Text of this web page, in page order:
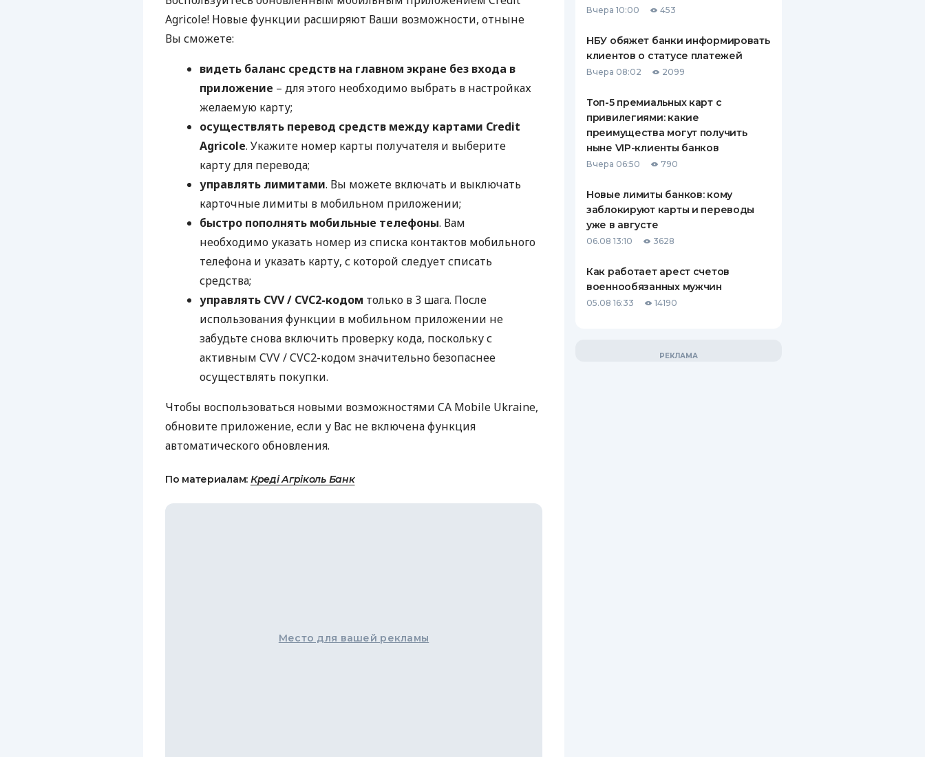
ЕЖЕМЕСЯЧНЫЙ ОБЗОР
БАНКОВСКИМ КАРТАМ
СТРАХОВАНИЮ
ВСЕ СТРАХОВЫЕ ПОЛИСЫ
ОТЗЫВЫ О СТРАХОВЫХ
КОМПАНИЯХ
Agricole! Новые функции расширяют Ваши возможности, отныне
Вы сможете:
видеть баланс средств на главном экране без входа в
приложение – для этого необходимо выбрать в настройках
желаемую карту;
осуществлять перевод средств между картами Credit
Agricole. Укажите номер карты получателя и выберите
карту для перевода;
управлять лимитами. Вы можете включать и выключать
карточные лимиты в мобильном приложении;
быстро пополнять мобильные телефоны. Вам
необходимо указать номер из списка контактов мобильного
телефона и указать карту, с которой следует списать
средства;
управлять CVV/ CVC2-кодом только в 3 шага. После
использования функции в мобильном приложении не
забудьте снова включить проверку кода, поскольку с
активным CVV/ CVC2-кодом значительно безопаснее
осуществлять покупки.
Чтобы воспользоваться новыми возможностями CA Mobile Ukraine,
обновите приложение, если у Вас не включена функция
автоматического обновления.
По материалам: Креді Агріколь Банк
Место для вашей рекламы
Вчера 10:00 453
НБУ обяжет банки информировать
клиентов о статусе платежей
Вчера 08:02 2099
Топ-5 премиальных карт с
привилегиями: какие
преимущества могут получить
ныне VIP-клиенты банков
Вчера 06:50 790
Новые лимиты банков: кому
заблокируют карты и переводы
уже в августе
06.08 13:10 3628
Как работает арест счетов
военнообязанных мужчин
05.08 16:33 14190